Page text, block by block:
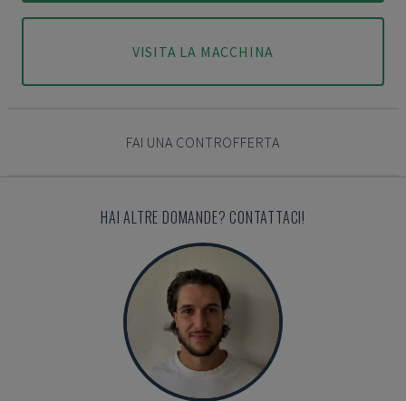
VISITA LA MACCHINA
FAI UNA CONTROFFERTA
HAI ALTRE DOMANDE? CONTATTACI!